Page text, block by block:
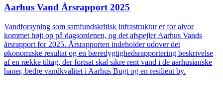
Aarhus Vand Årsrapport 2025
Vandforsyning som samfundskritisk infrastruktur er for alvor
kommet højt op på dagsordenen, og det afspejler Aarhus Vands
årsrapport for 2025. Årsrapporten indeholder udover det
økonomiske resultat og en bæredygtighedsrapportering beskrivelse
af en række tiltag, der fortsat skal sikre rent vand i de aarhusianske
haner, bedre vandkvalitet i Aarhus Bugt og en resilient by.